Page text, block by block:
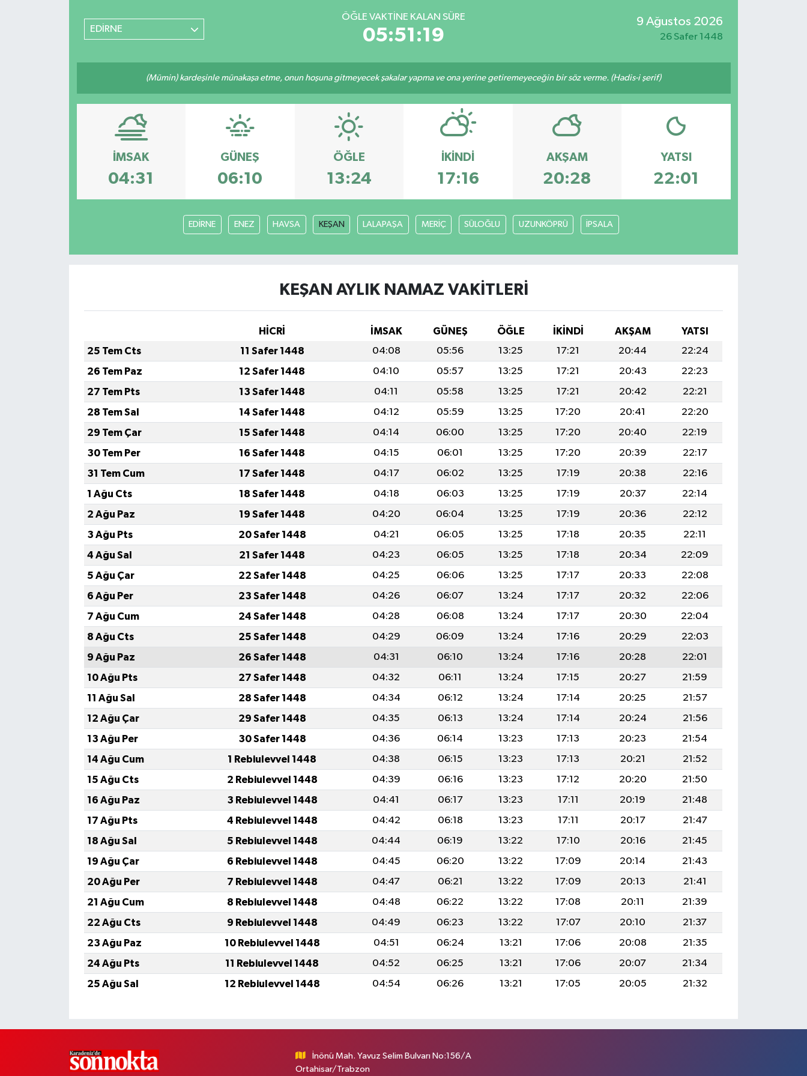
EDİRNE
ÖĞLE VAKTINE KALAN SÜRE
05:51:18
9 Ağustos 2026
26 Safer 1448
(Mümin) kardeşinle münakaşa etme, onun hoşuna gitmeyecek şakalar yapma ve ona yerine getiremeyeceğin bir söz verme. (Hadis-i şerif)
İMSAK
04:31
GÜNEŞ
06:10
ÖĞLE
13:24
İKINDI
17:16
AKŞAM
20:28
YATSI
22:01
EDİRNE ENEZ HAVSA KEŞAN LALAPAŞA MERİÇ SÜLOĞLU UZUNKÖPRÜ İPSALA
KEŞAN AYLIK NAMAZ VAKITLERI
HİCRİ İMSAK GÜNEŞ ÖĞLE İKINDI AKŞAM
YATSI
25 Tem Cts
11 Safer 1448 04:08 05:56 13:25 17:21 20:44
22:24
26 Tem Paz
12 Safer 1448 04:10 05:57 13:25 17:21 20:43
22:23
27 Tem Pts
13 Safer 1448 04:11 05:58 13:25 17:21 20:42
22:21
28 Tem Sal
14 Safer 1448 04:12 05:59 13:25 17:20 20:41
22:20
29 Tem Çar
15 Safer 1448 04:14 06:00 13:25 17:20 20:40
22:19
30 Tem Per
16 Safer 1448 04:15 06:01 13:25 17:20 20:39
22:17
31 Tem Cum
17 Safer 1448 04:17 06:02 13:25 17:19 20:38
22:16
1 Ağu Cts
18 Safer 1448 04:18 06:03 13:25 17:19 20:37
22:14
2 Ağu Paz
19 Safer 1448 04:20 06:04 13:25 17:19 20:36
22:12
3 Ağu Pts
20 Safer 1448 04:21 06:05 13:25 17:18 20:35
22:11
4 Ağu Sal
21 Safer 1448 04:23 06:05 13:25 17:18 20:34
22:09
5 Ağu Çar
22 Safer 1448 04:25 06:06 13:25 17:17 20:33
22:08
6 Ağu Per
23 Safer 1448 04:26 06:07 13:24 17:17 20:32
22:06
7 Ağu Cum
24 Safer 1448 04:28 06:08 13:24 17:17 20:30
22:04
8 Ağu Cts
25 Safer 1448 04:29 06:09 13:24 17:16 20:29
22:03
9 Ağu Paz
26 Safer 1448 04:31 06:10 13:24 17:16 20:28
22:01
10 Ağu Pts
27 Safer 1448 04:32 06:11 13:24 17:15 20:27
21:59
11 Ağu Sal
28 Safer 1448 04:34 06:12 13:24 17:14 20:25
21:57
12 Ağu Çar
29 Safer 1448 04:35 06:13 13:24 17:14 20:24
21:56
13 Ağu Per
30 Safer 1448 04:36 06:14 13:23 17:13 20:23
21:54
14 Ağu Cum
1 Rebiulevvel 1448 04:38 06:15 13:23 17:13 20:21
21:52
15 Ağu Cts
2 Rebiulevvel 1448 04:39 06:16 13:23 17:12 20:20
21:50
16 Ağu Paz
3 Rebiulevvel 1448 04:41 06:17 13:23 17:11 20:19
21:48
17 Ağu Pts
4 Rebiulevvel 1448 04:42 06:18 13:23 17:11 20:17
21:47
18 Ağu Sal
5 Rebiulevvel 1448 04:44 06:19 13:22 17:10 20:16
21:45
19 Ağu Çar
6 Rebiulevvel 1448 04:45 06:20 13:22 17:09 20:14
21:43
20 Ağu Per
7 Rebiulevvel 1448 04:47 06:21 13:22 17:09 20:13
21:41
21 Ağu Cum
8 Rebiulevvel 1448 04:48 06:22 13:22 17:08 20:11
21:39
22 Ağu Cts
9 Rebiulevvel 1448 04:49 06:23 13:22 17:07 20:10
21:37
23 Ağu Paz
10 Rebiulevvel 1448 04:51 06:24 13:21 17:06 20:08
21:35
24 Ağu Pts
11 Rebiulevvel 1448 04:52 06:25 13:21 17:06 20:07
21:34
25 Ağu Sal
12 Rebiulevvel 1448 04:54 06:26 13:21 17:05 20:05 21:32
İnönü Mah. Yavuz Selim Bulvarı No:156/A
Ortahisar/Trabzon